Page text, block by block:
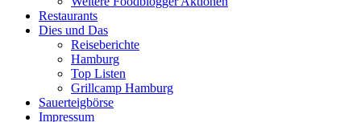
Restaurants
Dies und Das
Reiseberichte
Hamburg
Top Listen
Grillcamp Hamburg
Sauerteigbörse
Impressum